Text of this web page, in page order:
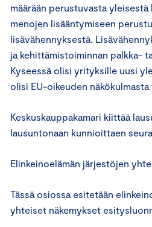
määrään perustuvasta
menojen lisääntymiseen
lisävähennyksestä.
ja kehittämistoiminnan palkka-
Kyseessä olisi yrityksille uusi
olisi EU-oikeuden
Keskuskauppakamari kiittää
lausuntonaan kunnioittaen
Elinkeinoelämän järjestöjen
Tässä osiossa esitetään
yhteiset näkemykset